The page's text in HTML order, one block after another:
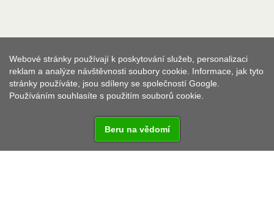
Webové stránky používají k poskytování služeb, personalizaci
reklam a analýze návštěvnosti soubory cookie. Informace, jak tyto
stránky používáte, jsou sdíleny se společností Google.
Používáním souhlasíte s použitím souborů cookie.
Beru na vědomí